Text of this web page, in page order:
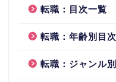
転職：目次一覧
転職：年齢別目次
転職：ジャンル別